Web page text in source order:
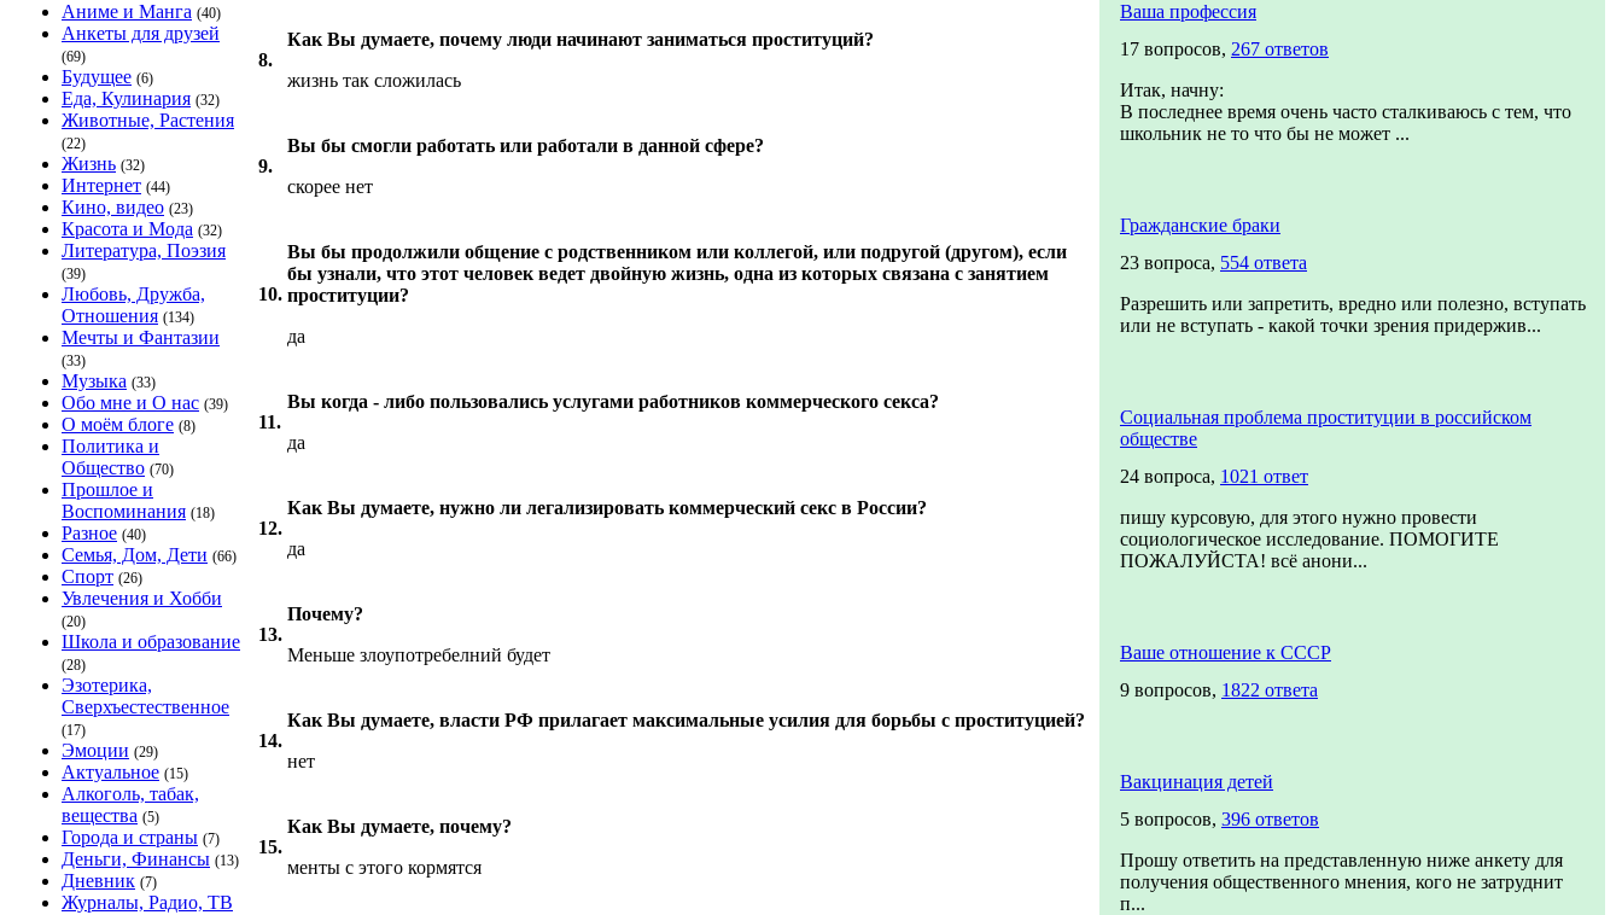
Аниме и Манга (40)
Анкеты для друзей
(69)
Будущее (6)
Еда, Кулинария (32)
Животные, Растения
(22)
Жизнь (32)
Интернет (44)
Кино, видео (23)
Красота и Мода (32)
Литература, Поэзия
(39)
Любовь, Дружба,
Отношения (134)
Мечты и Фантазии
(33)
Музыка (33)
Обо мне и О нас (39)
О моём блоге (8)
Политика и
Общество (70)
Прошлое и
Воспоминания (18)
Разное (40)
Семья, Дом, Дети (66)
Спорт (26)
Увлечения и Хобби
(20)
Школа и образование
(28)
Эзотерика,
Сверхъестественное
(17)
Эмоции (29)
Актуальное (15)
Алкоголь, табак,
вещества (5)
Города и страны (7)
Деньги, Финансы (13)
Дневник (7)
Журналы, Радио, ТВ
8.
Как Вы думаете, почему люди начинают заниматься проституций?
жизнь так сложилась
9.
Вы бы смогли работать или работали в данной сфере?
скорее нет
10.
Вы бы продолжили общение с родственником или коллегой, или подругой (другом), если
бы узнали, что этот человек ведет двойную жизнь, одна из которых связана с занятием
проституции?
да
11.
Вы когда - либо пользовались услугами работников коммерческого секса?
да
12.
Как Вы думаете, нужно ли легализировать коммерческий секс в России?
да
13.
Почему?
Меньше злоупотребелний будет
14.
Как Вы думаете, власти РФ прилагает максимальные усилия для борьбы с проституцией?
нет
15.
Как Вы думаете, почему?
менты с этого кормятся
Ваша профессия
17 вопросов, 267 ответов
Итак, начну:
В последнее время очень часто сталкиваюсь с тем, что
школьник не то что бы не может ...
Гражданские браки
23 вопроса, 554 ответа
Разрешить или запретить, вредно или полезно, вступать
или не вступать - какой точки зрения придержив...
Социальная проблема проституции в российском
обществе
24 вопроса, 1021 ответ
пишу курсовую, для этого нужно провести
социологическое исследование. ПОМОГИТЕ
ПОЖАЛУЙСТА! всё анони...
Ваше отношение к СССР
9 вопросов, 1822 ответа
Вакцинация детей
5 вопросов, 396 ответов
Прошу ответить на представленную ниже анкету для
получения общественного мнения, кого не затруднит
п...